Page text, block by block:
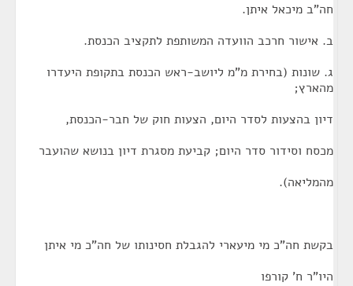
חה"ב מיכאל איתן.
ב. אישור חרכב הוועדה המשותפת לתקציב הכנסת.
ג. שונות (בחירת מ"מ ליושב-ראש הכנסת בתקופת היעדרו
מהארץ;
דיון בהצעות לסדר היום, הצעות חוק של חבר-הכנסת,
מכסח וסידור סדר היום; קביעת מסגרת דיון בנושא שהועבר
מהמליאה).
בקשת חה"כ מי מיעארי להגבלת חסינותו של חה"כ מי איתן
היו"ר ח' קורפו